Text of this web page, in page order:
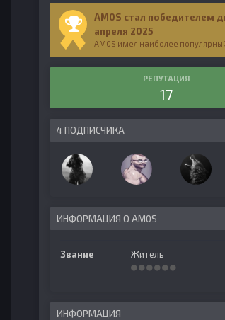
AM0S стал победителем
апреля 2025
AM0S имел наиболее
РЕПУТАЦИЯ
17
4 ПОДПИСЧИКА
ИНФОРМАЦИЯ О AM0S
Звание Житель
ИНФОРМАЦИЯ